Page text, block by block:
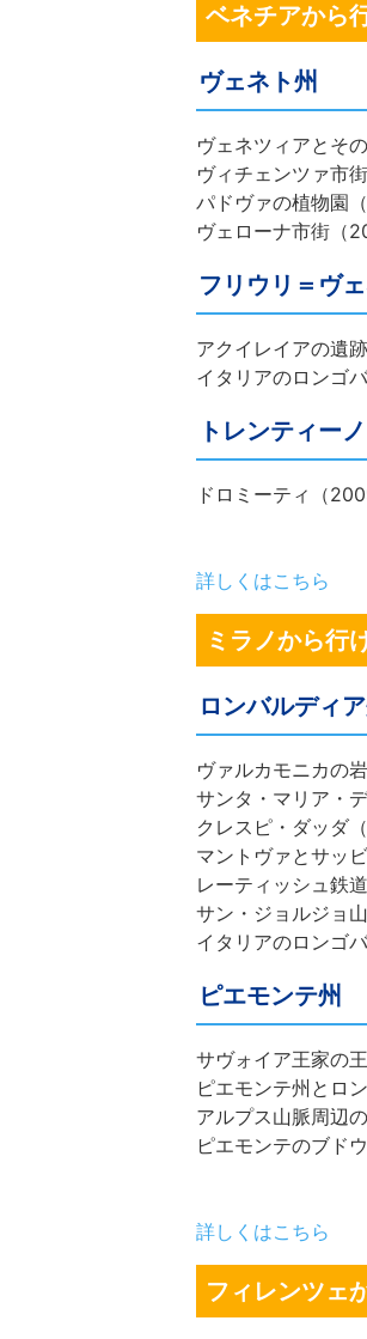
ベネチアから
ヴェネト州
ヴェネツィアとそ
ヴィチェンツァ市
パドヴァの植物園
ヴェローナ市街（
フリウリ＝ヴ
アクイレイアの遺
イタリアのロンゴ
トレンティー
ドロミーティ（
詳しくはこちら
ミラノから行
ロンバルディ
ヴァルカモニカの
サンタ・マリア・
クレスピ・ダッダ
マントヴァとサッ
レーティッシュ鉄
サン・ジョルジョ
イタリアのロンゴ
ピエモンテ州
サヴォイア王家の
ピエモンテ州とロ
アルプス山脈周辺
ピエモンテのブド
詳しくはこちら
フィレンツェ